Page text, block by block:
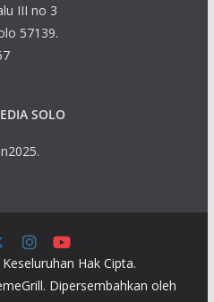
III no 3
57139.
SOLO
Keseluruhan Hak Cipta.
Dipersembahkan oleh